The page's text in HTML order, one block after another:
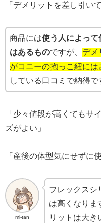
「デメリットを差し引い
商品には使う人によって
はあるものですが、 デメ
がコニーの抱っこ紐には
している口コミで納得で
「少々値段が高くてもサ
ズがよい」
「産後の体型気にせずに
mi-tan
フレックスシ
は高くなりま
リットは大き